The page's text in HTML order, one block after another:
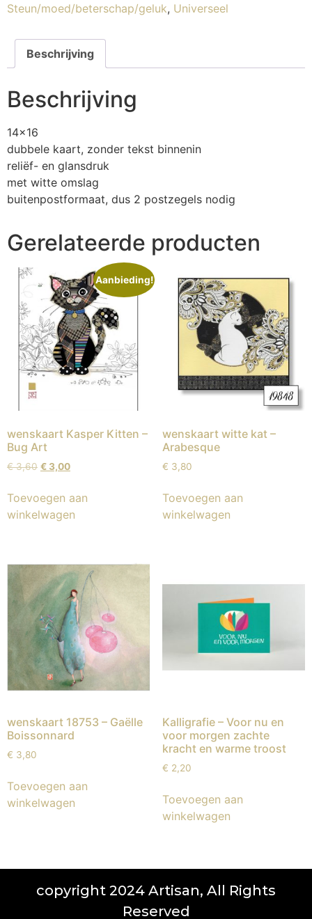
Steun/moed/beterschap/geluk, Universeel
Beschrijving
Beschrijving
14×16
dubbele kaart, zonder tekst binnenin
reliëf- en glansdruk
met witte omslag
buitenpostformaat, dus 2 postzegels nodig
Gerelateerde producten
Aanbieding!
wenskaart Kasper Kitten –
Bug Art
€3,60 € 3,00
Toevoegen aan
winkelwagen
wenskaart witte kat –
Arabesque
€ 3,80
Toevoegen aan
winkelwagen
wenskaart 18753 – Gaëlle
Boissonnard
€ 3,80
Toevoegen aan
winkelwagen
Kalligrafie – Voor nu en
voor morgen zachte
kracht en warme troost
€ 2,20
Toevoegen aan
winkelwagen
copyright 2024 Artisan, All Rights
Reserved